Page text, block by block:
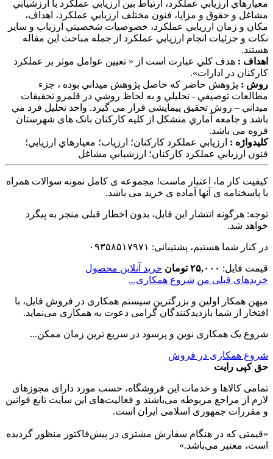
معيارهاي ارزيابي عملكرد، ارتباط بين ارزيابي عملكرد با ارزشيابي
مشاغل و حقوق و مزايا، فنون مختلف ارزيابي عملكرد، اهداف،
مكان و زمان ارزيابي عملكرد، خصوصيات شخصيتي ارزياب و ساير
نكات و جزئيات انجام ارزيابي عملكرد از جمله مباحث اين مقاله
هستند.
اهداف : هدف كلي عبارت است از « تعيين عوامل موثر بر عملکرد
کارکنان در ادارات».
روش : پژوهش حاضر كه حاصل پژوهش ميداني بوده ، جزء
مطالعات توصيفي - تحليلي و به لحاظ روشي در قلمرو تحقيقات
ميداني – روش تحقيق پيمايشي قرار مي گيرد. واحد تحليل فرد مي
باشد و جامعه آماري متشكل از كليه کارکنان بانک های شهرستان
قروه می باشد.
كليدواژه : ارزيابي عملكرد كاركنان؛ ارزياب؛ معيارهاي ارزيابي؛
فنون ارزيابي عملكرد كاركنان؛ ارزشيابي مشاغل
کیفیت کار ما، اعتبار ماست! مجموعه ی کامل نمونه سوالات همراه
با پاسخنامه ی آنها آماده ی خرید می باشد.
توجه: هرگونه انتشار این فایل، بدون اخطار قبلی منجر به پیگرد
خواهد شد.
در کنار شما هستیم، پشتیبانی: ۰۹۳۵۸۵۱۷۹۷۱
قیمت فایل: ۲۵,۰۰۰ تومان
خرید آنلاین محصول
خریدهای قبلی من شروع همکاری...
میهن همکار اولین و بزرگترین سیستم همکاری در فروش فایل، با
افتخار از شما بازدیدکنندگان گرامی دعوت به همکاری می‌نماید.
شروع یک همکاری نوین و پرسود در سریع ترین زمان ممکن...
شروع همکاری در فروش
حق کپی رایت
تمامی كالاها و خدمات اين فروشگاه، حسب مورد دارای مجوزهای
لازم از مراجع مربوطه می‌باشند و فعاليت‌های اين سايت تابع قوانين
و مقررات جمهوری اسلامی ايران است.
«قیمتی که در هنگام سفارش مشتری در پیش‌­فاکتور منظور گرديده
است، معتبر می‌باشد.»